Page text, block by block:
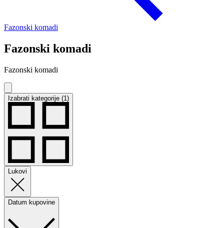
Fazonski komadi
Fazonski komadi
Fazonski komadi
Izabrati kategorije (1)
Lukovi
Datum kupovine